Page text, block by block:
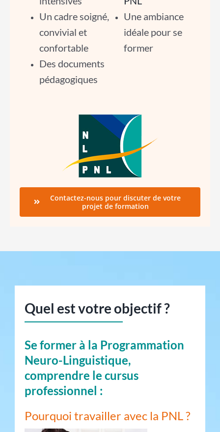
Un cadre soigné,
convivial et
confortable
Des documents
pédagogiques
Une ambiance
idéale pour se
former
Contactez-nous pour discuter de votre
projet de formation
Quel est votre objectif ?
Se former à la Programmation
Neuro-Linguistique,
comprendre le cursus
professionnel :
Pourquoi travailler avec la PNL ?